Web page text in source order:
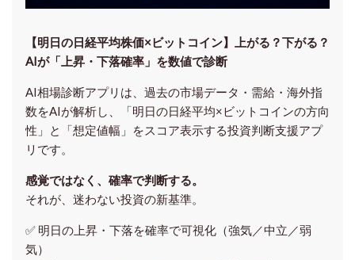
【明日の⽇経平均株価×ビットコイン】上がる？下がる？
AIが「上昇・下落確率」を数値で診断
AI相場診断アプリは、過去の市場データ・需給・海外指
数をAIが解析し、「明日の日経平均×ビットコインの方向
性」と「想定値幅」をスコア表示する投資判断支援アプ
リです。
感覚ではなく、確率で判断する。
それが、迷わない投資の新基準。
✅ 明日の上昇・下落を確率で可視化（強気／中立／弱
気）